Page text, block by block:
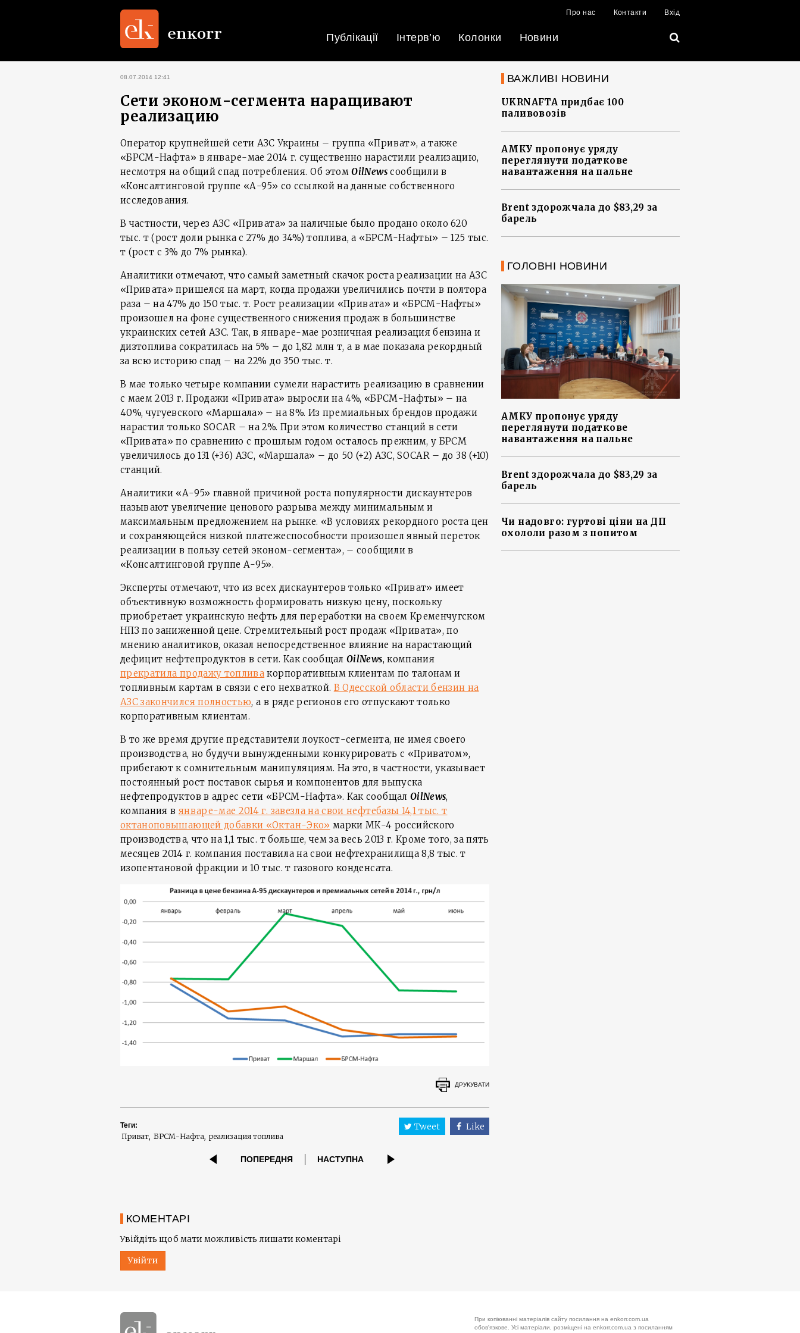
Про нас Контакти Вхід
Публікації Інтерв’ю Колонки Новини
08.07.2014 12:41
Сети эконом-сегмента наращивают
реализацию
Оператор крупнейшей сети АЗС Украины – группа «Приват», а также
«БРСМ-Нафта» в январе-мае 2014 г. существенно нарастили реализацию,
несмотря на общий спад потребления. Об этомOilNewsсообщили в
«Консалтинговой группе «А-95» со ссылкой на данные собственного
исследования.
В частности, через АЗС «Привата» за наличные было продано около 620
тыс. т (рост доли рынка с 27% до 34%) топлива, а «БРСМ-Нафты» – 125 тыс.
т (рост с 3% до 7% рынка).
Аналитики отмечают, что самый заметный скачок роста реализации на АЗС
«Привата» пришелся на март, когда продажи увеличились почти в полтора
раза – на 47% до 150 тыс. т. Рост реализации «Привата» и «БРСМ-Нафты»
произошел на фоне существенного снижения продаж в большинстве
украинских сетей АЗС. Так, в январе-мае розничная реализация бензина и
дизтоплива сократилась на 5% – до 1,82 млн т, а в мае показала рекордный
за всю историю спад – на 22% до 350 тыс. т.
В мае только четыре компании сумели нарастить реализацию в сравнении
с маем 2013 г. Продажи «Привата» выросли на 4%, «БРСМ-Нафты» – на
40%, чугуевского «Маршала» – на 8%. Из премиальных брендов продажи
нарастил только SOCAR – на 2%. При этом количество станций в сети
«Привата» по сравнению с прошлым годом осталось прежним, у БРСМ
увеличилось до 131 (+36) АЗС, «Маршала» – до 50 (+2) АЗС, SOCAR – до 38 (+10)
станций.
Аналитики «А-95» главной причиной роста популярности дискаунтеров
называют увеличение ценового разрыва между минимальным и
максимальным предложением на рынке. «В условиях рекордного роста цен
и сохраняющейся низкой платежеспособности произошел явный переток
реализации в пользу сетей эконом-сегмента», – сообщили в
«Консалтинговой группе А-95».
Эксперты отмечают, что из всех дискаунтеров только «Приват» имеет
объективную возможность формировать низкую цену, поскольку
приобретает украинскую нефть для переработки на своем Кременчугском
НПЗ по заниженной цене. Стремительный рост продаж «Привата», по
мнению аналитиков, оказал непосредственное влияние на нарастающий
дефицит нефтепродуктов в сети. Как сообщалOilNews, компания
прекратила продажу топлива корпоративным клиентам по талонам и
топливным картам в связи с его нехваткой. В Одесской области бензин на
АЗС закончился полностью, а в ряде регионов его отпускают только
корпоративным клиентам.
В то же время другие представители лоукост-сегмента, не имея своего
производства, но будучи вынужденными конкурировать с «Приватом»,
прибегают к сомнительным манипуляциям. На это, в частности, указывает
постоянный рост поставок сырья и компонентов для выпуска
нефтепродуктов в адрес сети «БРСМ-Нафта». Как сообщал OilNews,
компания в январе-мае 2014 г. завезла на свои нефтебазы 14,1 тыс. т
октаноповышающей добавки «Октан-Эко» марки МК-4 российского
производства, что на 1,1 тыс. т больше, чем за весь 2013 г. Кроме того, за пять
месяцев 2014 г. компания поставила на свои нефтехранилища 8,8 тыс. т
изопентановой фракции и 10 тыс. т газового конденсата.
ДРУКУВАТИ
Теги:
Приват БРСМ-Нафта реализация топлива
Tweet Like
ПОПЕРЕДНЯ НАСТУПНА
КОМЕНТАРІ
Увійдіть щоб мати можливість лишати коментарі
Увійти
ВАЖЛИВІ НОВИНИ
UKRNAFTA придбає 100
паливовозів
АМКУ пропонує уряду
переглянути податкове
навантаження на пальне
Brent здорожчала до $83,29 за
барель
ГОЛОВНІ НОВИНИ
АМКУ пропонує уряду
переглянути податкове
навантаження на пальне
Brent здорожчала до $83,29 за
барель
Чи надовго: гуртові ціни на ДП
охололи разом з попитом
При копіюванні матеріалів сайту посилання на enkorr.com.ua
обов'язкове. Усі матеріали, розміщені на enkorr.com.ua з посиланням